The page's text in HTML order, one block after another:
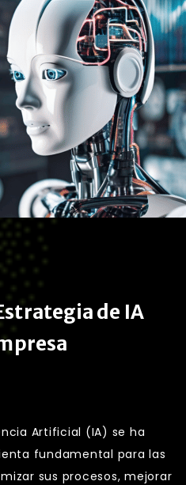
de IA
Artificial (IA) se ha
fundamental para las
sus procesos, mejorar